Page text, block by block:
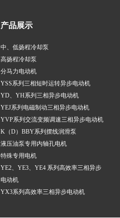
产品展示
中、低扬程冷却泵
高扬程冷却泵
分马力电动机
YSS系列三相短时运转异步电动机
YD、YH系列三相异步电动机
YEJ系列电磁制动三相异步电动机
YVP系列交流变频调速三相异步电动机
K（D）BBY系列摆线润滑泵
液压油泵专用内轴孔电机
特殊专用电机
YE2、YE3、YE4 系列高效率三相异步
电动机
YX3系列高效率三相异步电动机